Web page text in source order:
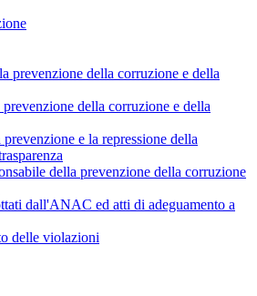
prevenzione della corruzione e della
della corruzione e della
e la repressione della
della prevenzione della corruzione
dall'ANAC ed atti di adeguamento a
delle violazioni